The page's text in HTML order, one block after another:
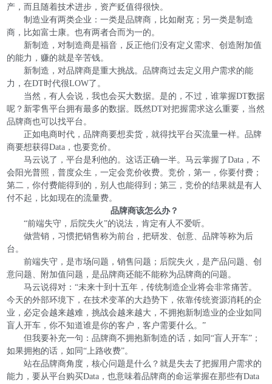
产，而且随着技术进步，资产贬值得很快。
制造业有两类企业：一类是品牌商，比如耐克；另一类是制造
商，比如富士康。也有两者合而为一的。
新制造，对制造商是福音，反正他们没有定义需求、创造附加值
的能力，赚的就是辛苦钱。
新制造，对品牌商是重大挑战。品牌商过去定义用户需求的能
力，在DT时代很LOW了。
当然，有人会说，我也会买大数据。是的，不过，谁掌握DT数据
呢？新零售平台拥有最多的数据。既然DT对把握需求这么重要，当然
品牌商也可以找平台。
正如电商时代，品牌商要想卖货，就得找平台买流量一样。品牌
商要想获得Data，也要竞价。
马云说了，平台是利他的。这话正确一半。马云掌握了Data，不
会阳光普照，普度众生，一定会竞价收费。竞价，第一，你要付费；
第二，你付费能得到的，别人也能得到；第三，竞价的结果就是有人
付不起，比如现在的流量费。
品牌商该怎么办？
“前端失守，后院失火”的说法，肯定有人不爱听。
做营销，习惯把销售称为前台，把研发、创意、品牌等称为后
台。
前端失守，是市场问题，销售问题；后院失火，是产品问题、创
意问题、附加值问题，是品牌商还能不能称为品牌商的问题。
马云说得对：“未来十到十五年，传统制造企业将会非常痛苦。
今天的外部环境下，在技术变革的大趋势下，依靠传统资源消耗的企
业，必定会越来越难，挑战会越来越大，不拥抱新制造业的企业如同
盲人开车，你不知道谁是你的客户，客户需要什么。”
但我要补充一句：品牌商不拥抱新制造的话，如同“盲人开车”；
如果拥抱的话，如同“上路收费”。
站在品牌商角度，核心问题是什么？就是失去了把握用户需求的
能力，要从平台购买Data，也意味着品牌商的命运掌握在那些有Data